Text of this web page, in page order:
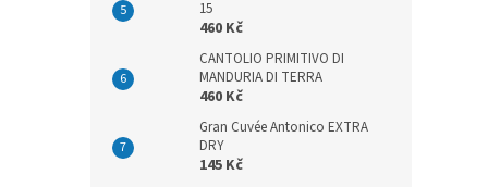
15
460 Kč
CANTOLIO PRIMITIVO DI
MANDURIA DI TERRA
460 Kč
Gran Cuvée Antonico EXTRA
DRY
145 Kč